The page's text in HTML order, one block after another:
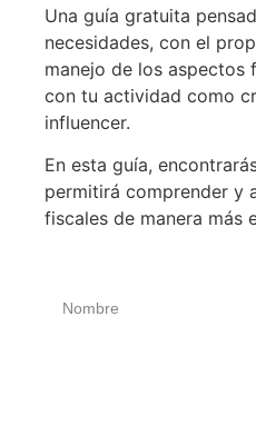
Una guía gratuita
necesidades, con el
manejo de los aspectos
con tu actividad como
influencer.
En esta guía,
permitirá comprender y
fiscales de manera más